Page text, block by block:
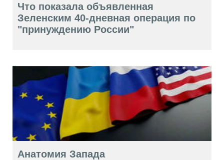
Что показала объявленная
Зеленским 40-дневная операция по
"принуждению России"
Анатомия Запада